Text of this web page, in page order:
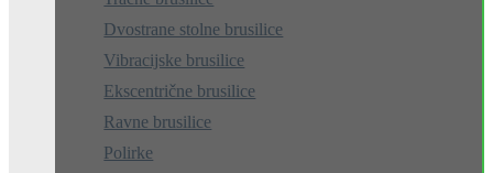
Dvostrane stolne brusilice
Vibracijske brusilice
Ekscentrične brusilice
Ravne brusilice
Polirke